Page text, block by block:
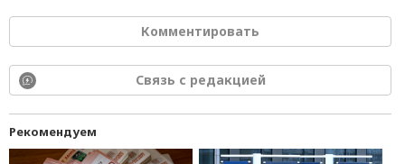
Комментировать
Связь с редакцией
Рекомендуем